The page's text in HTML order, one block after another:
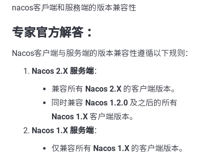
nacos客戶端和服務端的版本兼容性
专家官方解答 ：
Nacos客户端与服务端的版本兼容性遵循以下规则：
Nacos 2.X 服务端：
兼容所有 Nacos 2.X 的客户端版本。
同时兼容 Nacos 1.2.0 及之后的所有
Nacos 1.X 客户端版本。
Nacos 1.X 服务端：
仅兼容所有 Nacos 1.X 的客户端版本。